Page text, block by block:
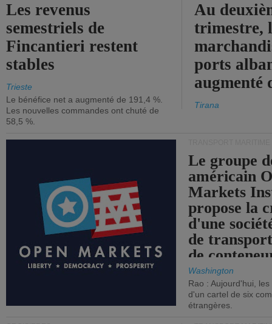
Les revenus
semestriels de
Fincantieri restent
stables
Trieste
Le bénéfice net a augmenté de 191,4 %.
Les nouvelles commandes ont chuté de
58,5 %.
Au
trimestre,
ports
augmenté
Tirana
Le groupe
américain
Markets
propose la
d'une
de
de
Washington
Rao : Aujourd'hui,
d'un cartel de six
étrangères.